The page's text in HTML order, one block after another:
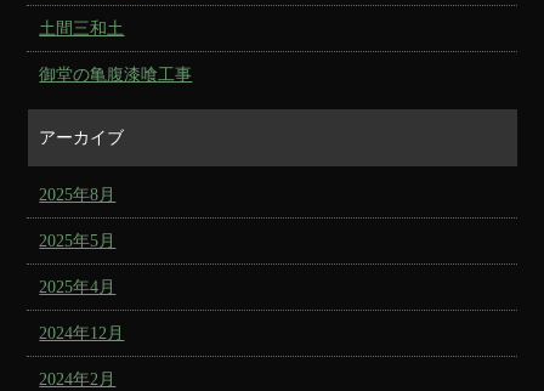
土間三和土
御堂の亀腹漆喰工事
アーカイブ
2025年8月
2025年5月
2025年4月
2024年12月
2024年2月